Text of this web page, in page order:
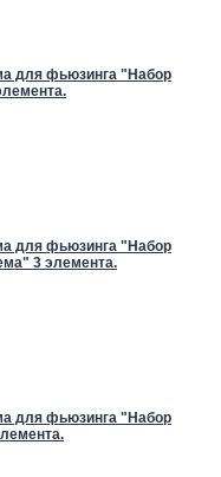
для фьюзинга "Набор
для фьюзинга "Набор
3 элемента.
для фьюзинга "Набор